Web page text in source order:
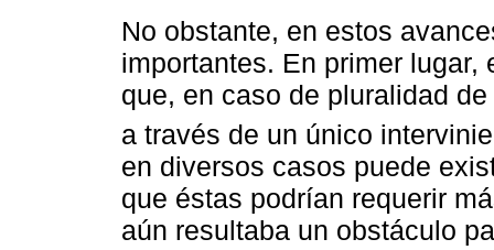
No obstante, en estos
importantes. En primer
que, en caso de pluralidad
a través de un único
en diversos casos puede
que éstas podrían requerir
aún resultaba un obstáculo